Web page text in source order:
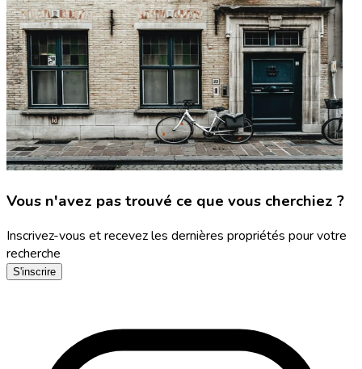
Vous n'avez pas trouvé ce que vous cherchiez ?
Inscrivez-vous et recevez les dernières propriétés pour votre
recherche
S'inscrire